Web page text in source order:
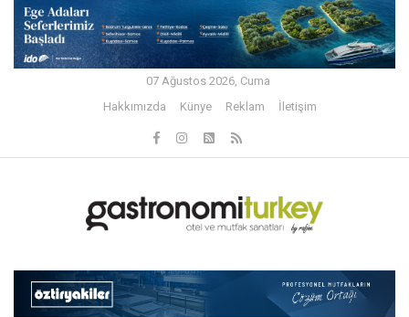
07 Ağustos 2026, Cuma
Hakkımızda
Künye Reklam İletişim